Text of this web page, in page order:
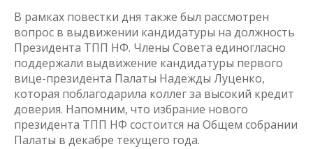
В рамках повестки дня также был рассмотрен
вопрос в выдвижении кандидатуры на должность
Президента ТПП НФ. Члены Совета единогласно
поддержали выдвижение кандидатуры первого
вице-президента Палаты Надежды Луценко,
которая поблагодарила коллег за высокий кредит
доверия. Напомним, что избрание нового
президента ТПП НФ состоится на Общем собрании
Палаты в декабре текущего года.